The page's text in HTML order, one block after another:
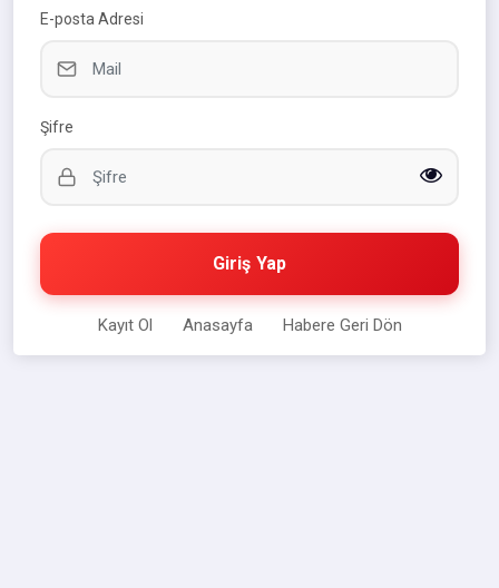
E-posta Adresi
Şifre
Giriş Yap
Kayıt Ol Anasayfa Habere Geri Dön